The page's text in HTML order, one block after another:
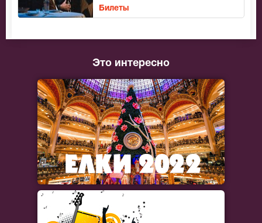
Билеты
Это интересно